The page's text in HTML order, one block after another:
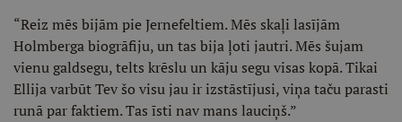
“Reiz mēs bijām pie Jernefeltiem. Mēs skaļi lasījām
Holmberga biogrāfiju, un tas bija ļoti jautri. Mēs šujam
vienu galdsegu, telts krēslu un kāju segu visas kopā. Tikai
Ellija varbūt Tev šo visu jau ir izstāstījusi, viņa taču parasti
runā par faktiem. Tas īsti nav mans lauciņš.”